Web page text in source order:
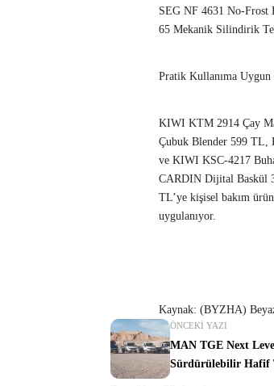
SEG NF 4631 No-Frost
65 Mekanik Silindirik
Pratik Kullanıma
KIWI KTM 2914 Çay
Çubuk Blender 599
ve KIWI KSC-4217
CARDIN Dijital Baskül
TL’ye kişisel bakım
uygulanıyor.
Kaynak: (BYZHA)
ÖNCEKI YAZI
MAN TGE Next Level, “2026
Sürdürülebilir Hafif